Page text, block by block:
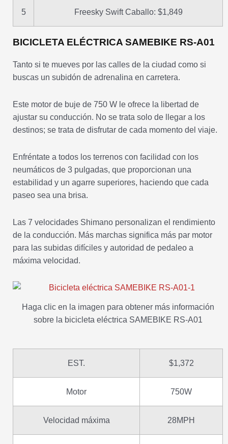
5 Freesky Swift Caballo: $1,849
BICICLETA ELÉCTRICA SAMEBIKE RS-A01
Tanto si te mueves por las calles de la ciudad como si
buscas un subidón de adrenalina en carretera.
Este motor de buje de 750 W le ofrece la libertad de
ajustar su conducción. No se trata solo de llegar a los
destinos; se trata de disfrutar de cada momento del viaje.
Enfréntate a todos los terrenos con facilidad con los
neumáticos de 3 pulgadas, que proporcionan una
estabilidad y un agarre superiores, haciendo que cada
paseo sea una brisa.
Las 7 velocidades Shimano personalizan el rendimiento
de la conducción. Más marchas significa más par motor
para las subidas difíciles y autoridad de pedaleo a
máxima velocidad.
Haga clic en la imagen para obtener más información
sobre la bicicleta eléctrica SAMEBIKE RS-A01
EST. $1,372
Motor 750W
Velocidad máxima 28MPH